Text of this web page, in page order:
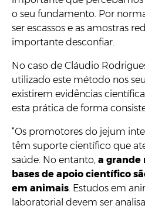
o seu fundamento. Por
ser escassos e as amostras
importante desconfiar.
No caso de Cláudio
utilizado este método nos
existirem evidências
esta prática de forma
“Os promotores do jejum
têm suporte científico que
saúde. No entanto, a grande
bases de apoio científico
em animais. Estudos em
laboratorial devem ser